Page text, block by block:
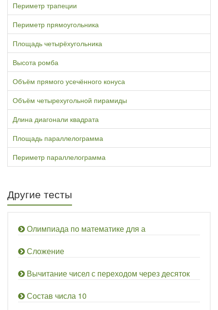
Периметр трапеции
Периметр прямоугольника
Площадь четырёхугольника
Высота ромба
Объём прямого усечённого конуса
Объём четырехугольной пирамиды
Длина диагонали квадрата
Площадь параллелограмма
Периметр параллелограмма
Другие тесты
Олимпиада по математике для а
Сложение
Вычитание чисел с переходом через десяток
Состав числа 10